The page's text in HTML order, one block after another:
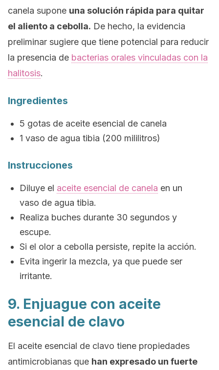
canela supone una solución rápida para quitar
el aliento a cebolla. De hecho, la evidencia
preliminar sugiere que tiene potencial para reducir
la presencia de bacterias orales vinculadas con la
halitosis.
Ingredientes
5 gotas de aceite esencial de canela
1 vaso de agua tibia (200 mililitros)
Instrucciones
Diluye el aceite esencial de canela en un
vaso de agua tibia.
Realiza buches durante 30 segundos y
escupe.
Si el olor a cebolla persiste, repite la acción.
Evita ingerir la mezcla, ya que puede ser
irritante.
9. Enjuague con aceite
esencial de clavo
El aceite esencial de clavo tiene propiedades
antimicrobianas que han expresado un fuerte